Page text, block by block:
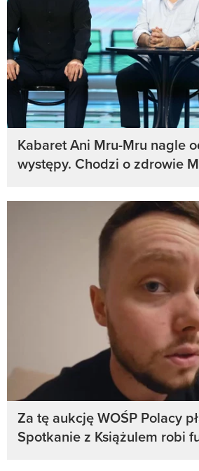
Kabaret Ani Mru-Mru nagle
występy. Chodzi o zdrowie
Za tę aukcję WOŚP Polacy
Spotkanie z Książulem robi